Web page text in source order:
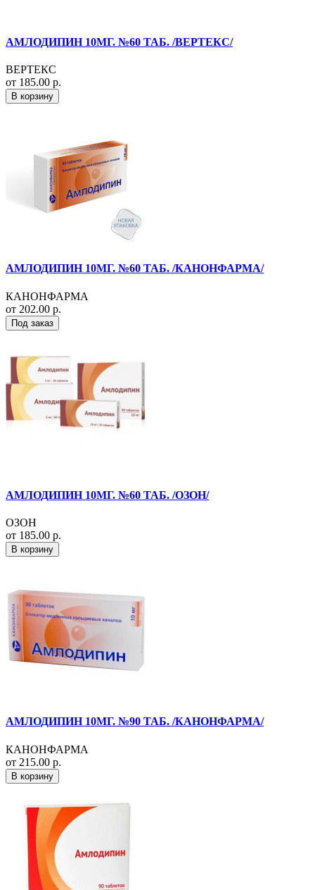
АМЛОДИПИН 10МГ. №60 ТАБ. /ВЕРТЕКС/
ВЕРТЕКС
от 185.00 р.
В корзину
АМЛОДИПИН 10МГ. №60 ТАБ. /КАНОНФАРМА/
КАНОНФАРМА
от 202.00 р.
Под заказ
АМЛОДИПИН 10МГ. №60 ТАБ. /ОЗОН/
ОЗОН
от 185.00 р.
В корзину
АМЛОДИПИН 10МГ. №90 ТАБ. /КАНОНФАРМА/
КАНОНФАРМА
от 215.00 р.
В корзину